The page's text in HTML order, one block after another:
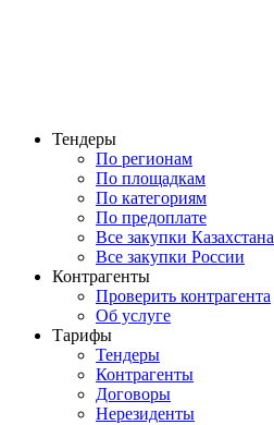
Тендеры
По регионам
По площадкам
По категориям
По предоплате
Все закупки Казахстана
Все закупки России
Контрагенты
Проверить контрагента
Об услуге
Тарифы
Тендеры
Контрагенты
Договоры
Нерезиденты